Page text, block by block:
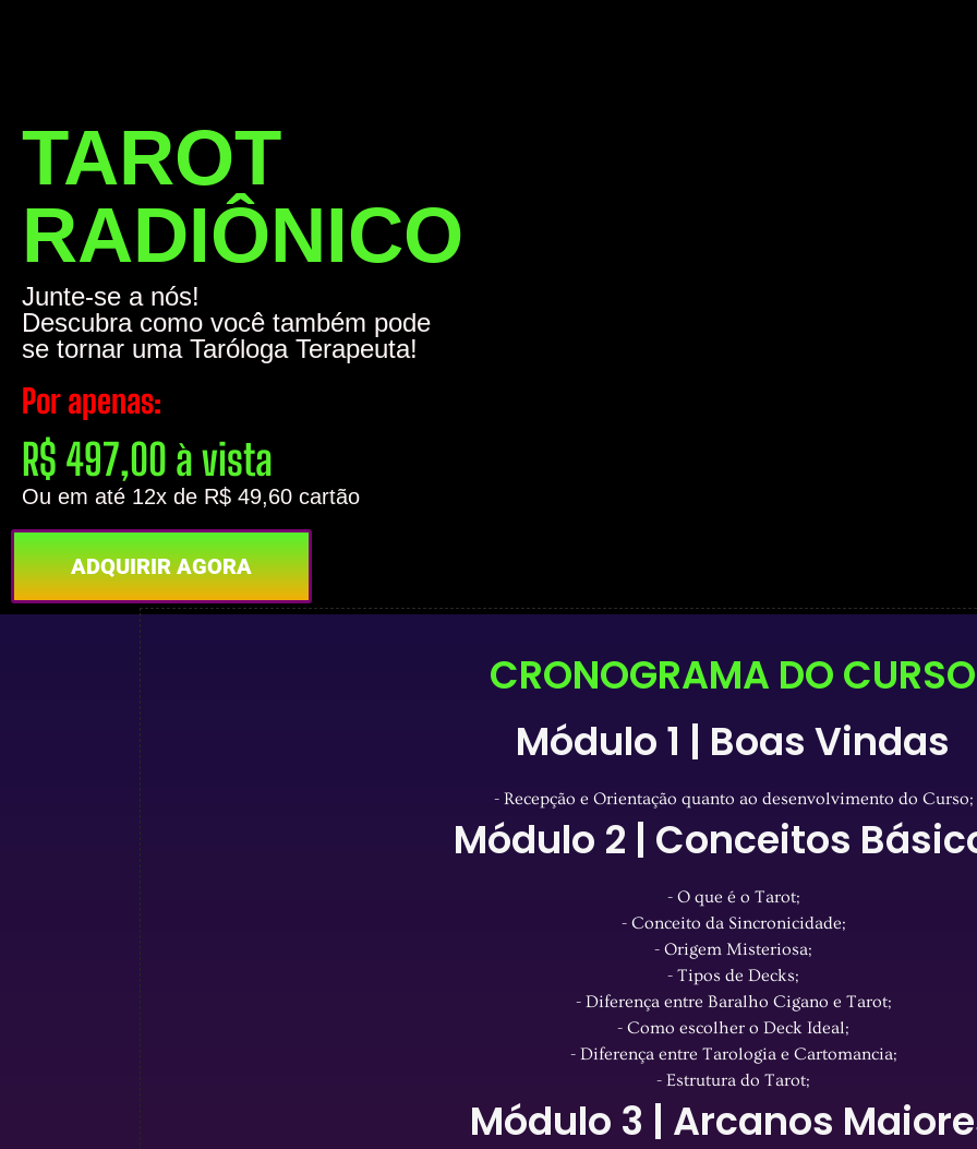
TAROT
RADIÔNICO
Junte-se a nós!
Descubra como você também pode
se tornar uma Taróloga Terapeuta!
Por apenas:
R$ 497,00 à vista
Ou em até 12x de R$ 49,60 cartão
ADQUIRIR AGORA
CRONOGRAMA DO CURSO
Módulo 1 | Boas Vindas
- Recepção e Orientação quanto ao desenvolvimento do Curso;
Módulo 2 | Conceitos
- O que é o Tarot;
- Conceito da Sincronicidade;
- Origem Misteriosa;
- Tipos de Decks;
- Diferença entre Baralho Cigano e Tarot;
- Como escolher o Deck Ideal;
- Diferença entre Tarologia e Cartomancia;
- Estrutura do Tarot;
Módulo 3 | Arcanos